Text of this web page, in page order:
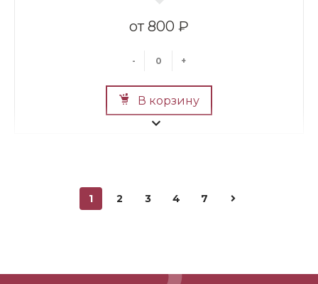
800 ₽
- +
В корзину
1 2 3 4 7